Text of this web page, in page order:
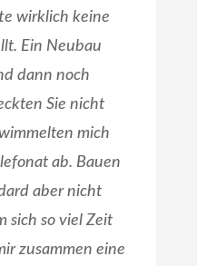
wirklich keine
Ein Neubau
dann noch
Sie nicht
mich
ab. Bauen
aber nicht
sich so viel Zeit
zusammen eine